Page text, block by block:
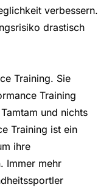
verbessern.
drastisch
Training. Sie
Training
und nichts
Training ist ein
ihre
Immer mehr